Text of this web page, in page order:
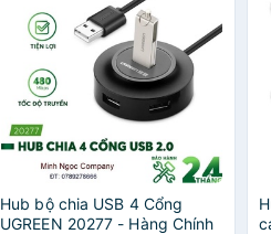
Hub bộ chia USB 4 Cổng
UGREEN 20277 - Hàng Chính